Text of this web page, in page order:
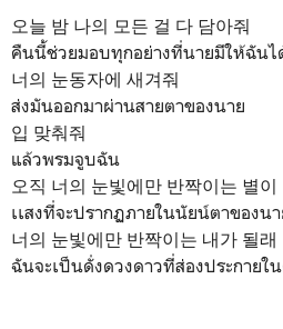
오늘 밤 나의 모든 걸 다 담아줘
คืนนี้ช่วยมอบทุกอย่างที่นายมีให้ฉันไ
너의 눈동자에 새겨줘
ส่งมันออกมาผ่านสายตาของนาย
입 맞춰줘
แล้วพรมจูบฉัน
오직 너의 눈빛에만 반짝이는 별이
เเสงที่จะปรากฏภายในนัยน์ตาของน
너의 눈빛에만 반짝이는 내가 될래
ฉันจะเป็นดั่งดวงดาวที่ส่องประกายใ